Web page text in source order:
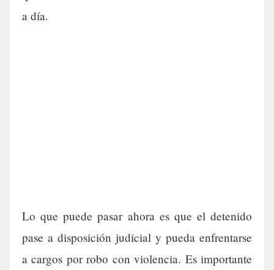
a día.
Lo que puede pasar ahora es que el detenido
pase a disposición judicial y pueda enfrentarse
a cargos por robo con violencia. Es importante